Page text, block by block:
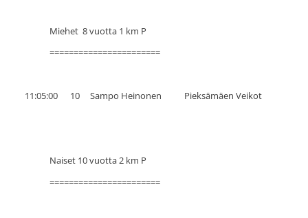
Miehet 8 vuotta 1 km P
=======================
11:05:00 10 Sampo Heinonen Pieksämäen Veikot
Naiset 10 vuotta 2 km P
=======================